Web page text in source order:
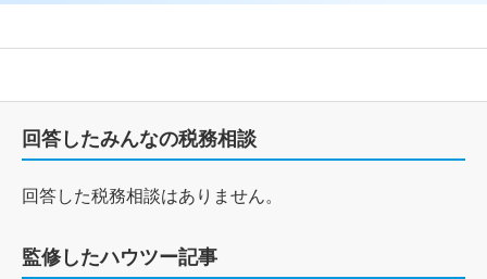
回答したみんなの税務相談
回答した税務相談はありません。
監修したハウツー記事